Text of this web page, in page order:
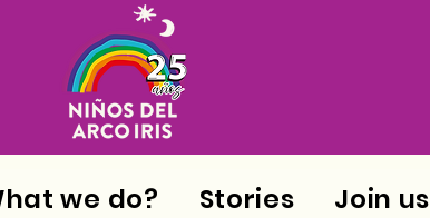
we do? Stories Join us